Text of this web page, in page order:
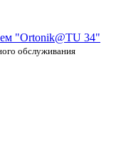
обслуживания